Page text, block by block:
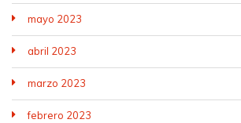
mayo 2023
abril 2023
marzo 2023
febrero 2023